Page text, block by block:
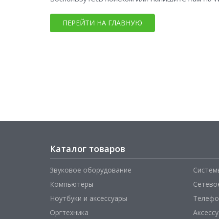
ПЕРЕЙТИ НА ГЛАВНУЮ
Каталог товаров
Звуковое оборудование
Компьютеры
Ноутбуки и аксессуары
Оргтехника